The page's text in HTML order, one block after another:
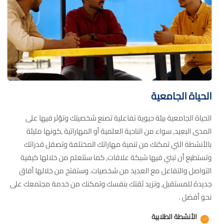
الحياة الجامعية
الحياة الجامعية بيئة حيوية تفاعلية تصنع شخصيتك وتؤثر فيها على
المدى البعيد, سواء من الناحية العلمية أو المهاراتية ,كونها مليئة
بالأنشطة التي تمكنك من تنمية مهاراتك المختلفة وتصقل قدراتك
وتستطيع أن تبني فيها شبكة علاقات, كما ستتعلم من خلالها كيفية
التواصل والتفاعل مع العديد من شخصيات. وستفتح من خلالها اّفاق
جديدة للمستقبل, وتزيد ثقتك بنفسك وتمكنك من خدمة مجتمعك على
نحو أفضل .
الأنشطة الطلابية